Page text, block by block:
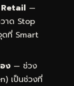
Retail —
าด Stop
ดที่ Smart
ง — ช่วง
เป็นช่วงที่